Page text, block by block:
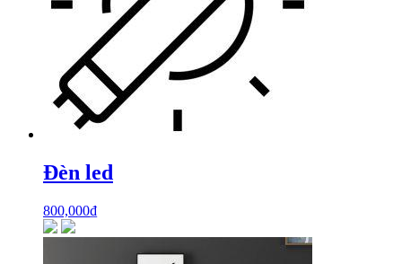
Đèn led
800,000₫